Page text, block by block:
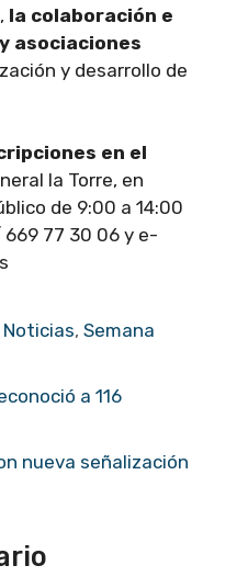
la colaboración e
asociaciones
y desarrollo de
en el
la Torre, en
de 9:00 a 14:00
669 77 30 06 y e-
Noticias,Semana
a 116
nueva señalización